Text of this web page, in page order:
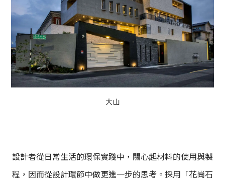
大山
設計者從日常生活的環保實踐中，關心起材料的使用與製
程，因而從設計環節中做更進一步的思考。採用「花崗石